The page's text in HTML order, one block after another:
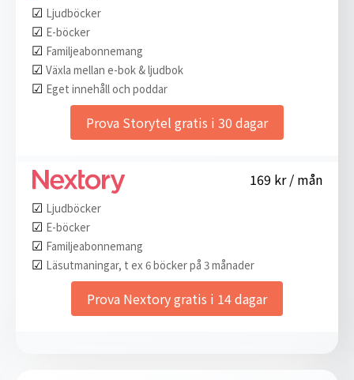
☑︎ Ljudböcker
☑︎ E-böcker
☑︎ Familjeabonnemang
☑︎ Växla mellan e-bok & ljudbok
☑︎ Eget innehåll och poddar
Prova Storytel gratis i 30 dagar
169 kr / mån
☑︎ Ljudböcker
☑︎ E-böcker
☑︎ Familjeabonnemang
☑︎ Läsutmaningar, t ex 6 böcker på 3 månader
Prova Nextory gratis i 14 dagar